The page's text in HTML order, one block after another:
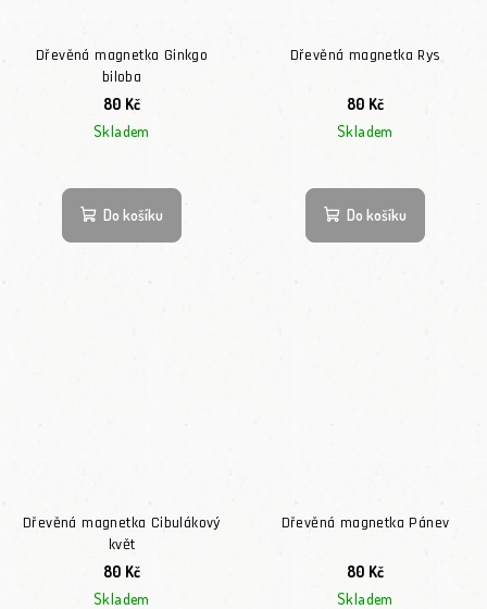
Dřevěná magnetka Ginkgo
biloba
80 Kč
Skladem
Do košíku
Dřevěná magnetka Rys
80 Kč
Skladem
Do košíku
Dřevěná magnetka Cibulákový
květ
80 Kč
Skladem
Dřevěná magnetka Pánev
80 Kč
Skladem